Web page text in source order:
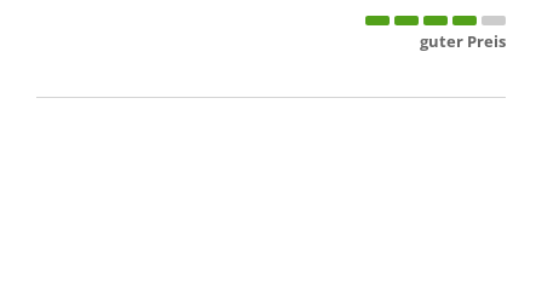
guter Preis